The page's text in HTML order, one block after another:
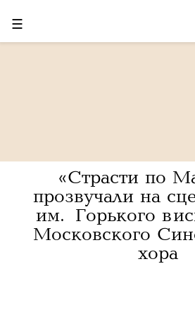
☰
«Страсти по
прозвучали на
им. Горького в
Московского
хора